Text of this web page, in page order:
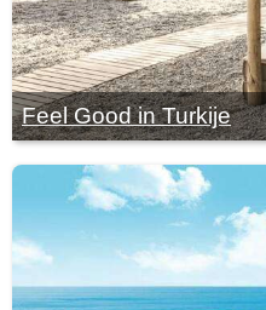
Feel Good in Turkije